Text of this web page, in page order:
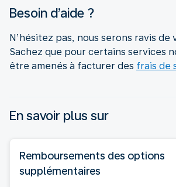
Besoin d’aide ?
N’hésitez pas, nous serons ravis de
Sachez que pour certains services
être amenés à facturer des frais de
En savoir plus sur
Remboursements des options
supplémentaires